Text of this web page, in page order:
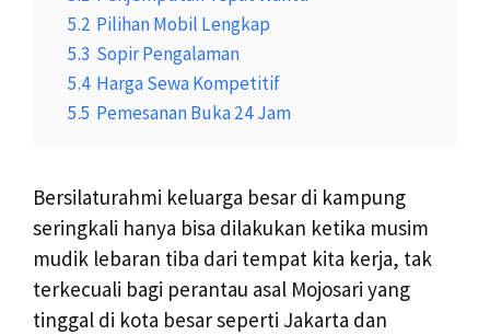
5.2 Pilihan Mobil Lengkap
5.3 Sopir Pengalaman
5.4 Harga Sewa Kompetitif
5.5 Pemesanan Buka 24 Jam
Bersilaturahmi keluarga besar di kampung
seringkali hanya bisa dilakukan ketika musim
mudik lebaran tiba dari tempat kita kerja, tak
terkecuali bagi perantau asal Mojosari yang
tinggal di kota besar seperti Jakarta dan